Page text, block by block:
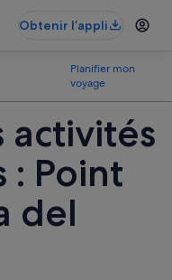
Obtenir l’appli
Planifier mon
voyage
activités
: Point
del